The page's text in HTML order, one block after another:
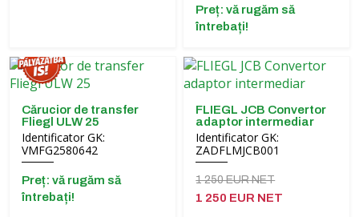
Preț: vă rugăm să
întrebați!
Cărucior de transfer
Fliegl ULW 25
Identificator GK:
VMFG2580642
Preț: vă rugăm să
întrebați!
FLIEGL JCB Convertor
adaptor intermediar
Identificator GK:
ZADFLMJCB001
1 250 EUR NET
1 250 EUR NET